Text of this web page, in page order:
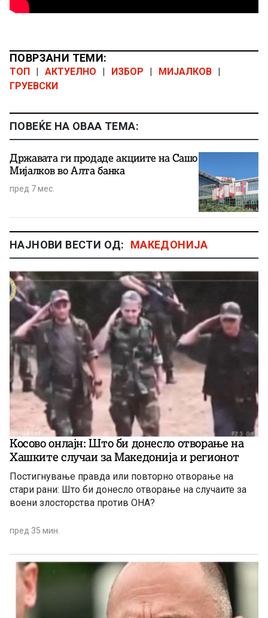
ПОВРЗАНИ ТЕМИ:
ТОП | АКТУЕЛНО | ИЗБОР | МИЈАЛКОВ |
ГРУЕВСКИ
ПОВЕЌЕ НА ОВАА ТЕМА:
Државата ги продаде акциите на Сашо
Мијалков во Алта банка
пред 7 мес.
НАЈНОВИ ВЕСТИ ОД: МАКЕДОНИЈА
Косово онлајн: Што би донесло отворање на
Хашките случаи за Македонија и регионот
Постигнување правда или повторно отворање на
стари рани: Што би донесло отворање на случаите за
воени злосторства против ОНА?
пред 35 мин.